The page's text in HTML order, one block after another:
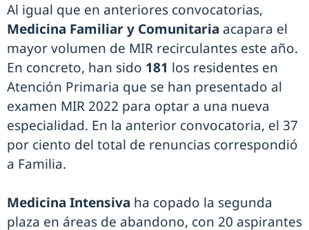
Al igual que en anteriores convocatorias,
Medicina Familiar y Comunitaria acapara el
mayor volumen de MIR recirculantes este año.
En concreto, han sido 181 los residentes en
Atención Primaria que se han presentado al
examen MIR 2022 para optar a una nueva
especialidad. En la anterior convocatoria, el 37
por ciento del total de renuncias correspondió
a Familia.
Medicina Intensiva ha copado la segunda
plaza en áreas de abandono, con 20 aspirantes